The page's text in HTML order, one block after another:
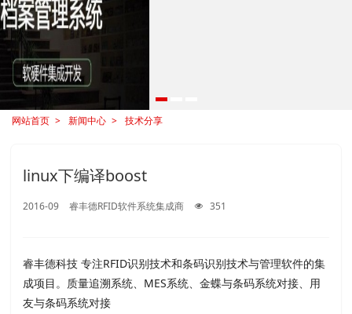
网站首页 新闻中心 技术分享
linux下编译boost
2016-09 睿丰德RFID软件系统集成商 351
睿丰德科技 专注RFID识别技术和条码识别技术与管理软件的集
成项目。质量追溯系统、MES系统、金蝶与条码系统对接、用
友与条码系统对接